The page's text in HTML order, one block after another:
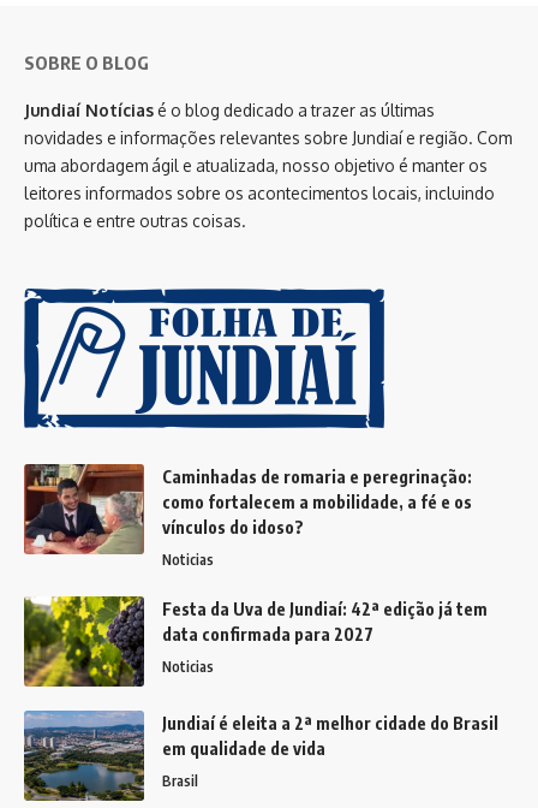
SOBRE O BLOG
Jundiaí Notícias é o blog dedicado a trazer as últimas
novidades e informações relevantes sobre Jundiaí e região. Com
uma abordagem ágil e atualizada, nosso objetivo é manter os
leitores informados sobre os acontecimentos locais, incluindo
política e entre outras coisas.
Caminhadas de romaria e peregrinação:
como fortalecem a mobilidade, a fé e os
vínculos do idoso?
Noticias
Festa da Uva de Jundiaí: 42ª edição já tem
data confirmada para 2027
Noticias
Jundiaí é eleita a 2ª melhor cidade do Brasil
em qualidade de vida
Brasil